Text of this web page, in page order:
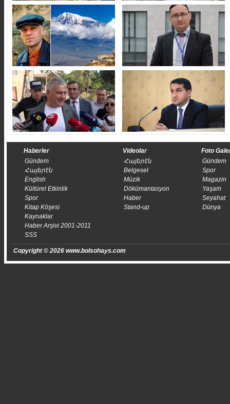
Haberler
Gündem
Հայերէն
English
Kültürel Etkinlik
Spor
Kitap Köşesi
Kaynaklar
Haber Arşivi 2001-2011
SSS
Videolar
Հայերէն
Belgesel
Müzik
Dökümantasyon
Haber
Stand-up
Foto
Gündem
Spor
Magazin
Yaşam
Seyahat
Dünya
Copyright © 2026 www.bolsohays.com